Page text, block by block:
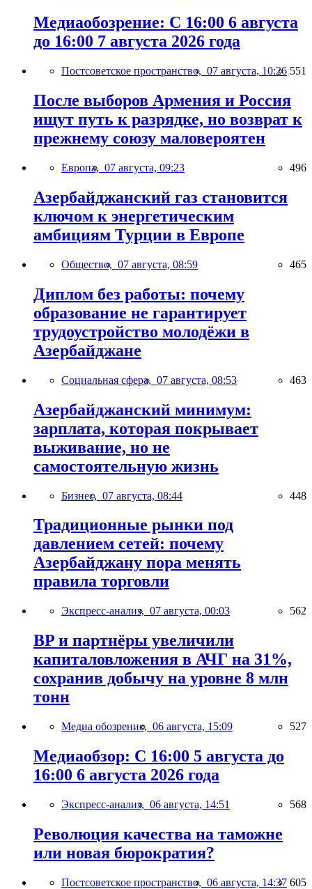
Медиаобозрение: С 16:00 6 августа
до 16:00 7 августа 2026 года
Постсоветское пространство, 07 августа, 10:26 551
После выборов Армения и Россия
ищут путь к разрядке, но возврат к
прежнему союзу маловероятен
Европа, 07 августа, 09:23 496
Азербайджанский газ становится
ключом к энергетическим
амбициям Турции в Европе
Общество, 07 августа, 08:59 465
Диплом без работы: почему
образование не гарантирует
трудоустройство молодёжи в
Азербайджане
Социальная сфера, 07 августа, 08:53 463
Азербайджанский минимум:
зарплата, которая покрывает
выживание, но не
самостоятельную жизнь
Бизнес, 07 августа, 08:44 448
Традиционные рынки под
давлением сетей: почему
Азербайджану пора менять
правила торговли
Экспресс-анализ, 07 августа, 00:03 562
BP и партнёры увеличили
капиталовложения в АЧГ на 31%,
сохранив добычу на уровне 8 млн
тонн
Медиа обозрение, 06 августа, 15:09 527
Медиаобзор: С 16:00 5 августа до
16:00 6 августа 2026 года
Экспресс-анализ, 06 августа, 14:51 568
Революция качества на таможне
или новая бюрократия?
Постсоветское пространство, 06 августа, 14:37 605